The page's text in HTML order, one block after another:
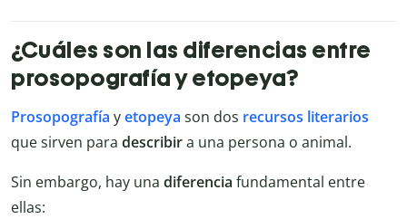
¿Cuáles son las diferencias entre
prosopografía y etopeya?
Prosopografía yetopeya son dos recursos literarios
que sirven para describira una persona o animal.
Sin embargo, hay una diferencia fundamental entre
ellas: